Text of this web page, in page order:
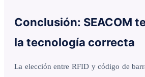
Conclusión: SEACOM
la tecnología correcta
La elección entre RFID y código de